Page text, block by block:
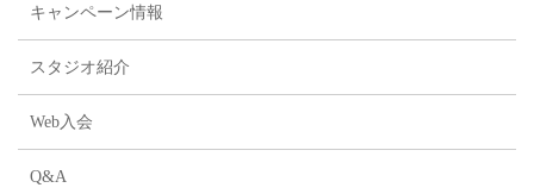
キャンペーン情報
スタジオ紹介
Web入会
Q&A